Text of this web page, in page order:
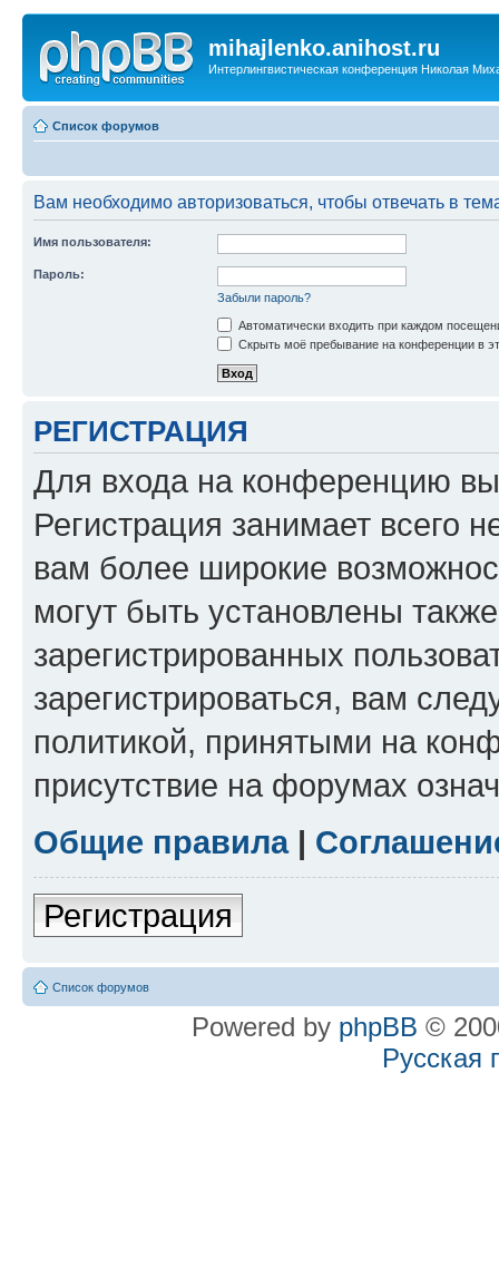
mihajlenko.anihost.ru
Интерлингвистическая конференция Николая
Список форумов
Вам необходимо авторизоваться, чтобы отвечать в
Имя пользователя:
Пароль:
Забыли пароль?
Автоматически входить при каждом
Скрыть моё пребывание на конференции в
РЕГИСТРАЦИЯ
Для входа на конференцию
Регистрация занимает всего
вам более широкие
могут быть установлены
зарегистрированных
зарегистрироваться, вам
политикой, принятыми на
присутствие на форумах
Общие правила|
Регистрация
Список форумов
Powered by phpBB ©
Русская